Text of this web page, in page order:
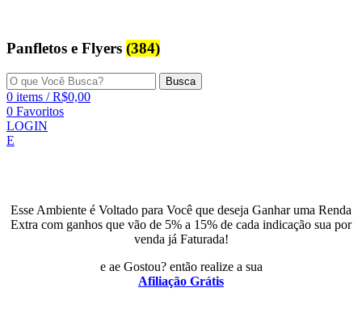
Panfletos e Flyers (384)
Busca
0 items / R$0,00
0 Favoritos
LOGIN
E
Esse Ambiente é Voltado para Você que deseja Ganhar uma Renda
Extra com ganhos que vão de 5% a 15% de cada indicação sua por
venda já Faturada!
e ae Gostou? então realize a sua
Afiliação Grátis